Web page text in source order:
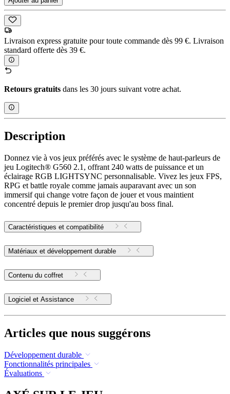
Livraison express gratuite pour toute commande dès 99 €. Livraison
standard offerte dès 39 €.
Retours gratuits dans les 30 jours suivant votre achat.
Description
Donnez vie à vos jeux préférés avec le système de haut-parleurs de
jeu Logitech® G560 2.1, offrant 240 watts de puissance et un
éclairage RGB LIGHTSYNC personnalisable. Vivez les jeux FPS,
RPG et battle royale comme jamais auparavant avec un son
immersif qui change votre façon de jouer et vous maintient
concentré depuis le premier drop jusqu'au boss final.
Caractéristiques et compatibilité
Matériaux et développement durable
Contenu du coffret
Logiciel et Assistance
Articles que nous suggérons
Développement durable
Fonctionnalités principales
Évaluations